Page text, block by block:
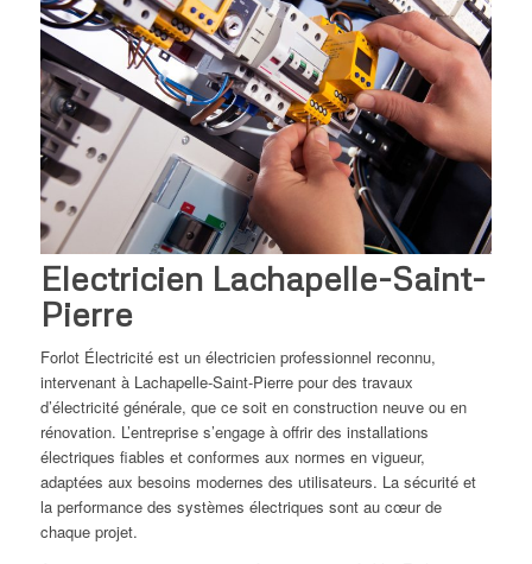
Electricien Lachapelle-Saint-
Pierre
Forlot Électricité est un électricien professionnel reconnu,
intervenant à Lachapelle-Saint-Pierre pour des travaux
d’électricité générale, que ce soit en construction neuve ou en
rénovation. L’entreprise s’engage à offrir des installations
électriques fiables et conformes aux normes en vigueur,
adaptées aux besoins modernes des utilisateurs. La sécurité et
la performance des systèmes électriques sont au cœur de
chaque projet.